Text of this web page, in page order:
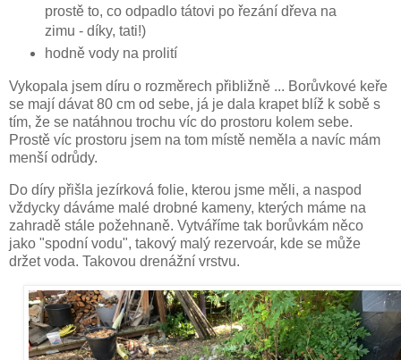
prostě to, co odpadlo tátovi po řezání dřeva na
zimu - díky, tati!)
hodně vody na prolití
Vykopala jsem díru o rozměrech přibližně ... Borůvkové keře
se mají dávat 80 cm od sebe, já je dala krapet blíž k sobě s
tím, že se natáhnou trochu víc do prostoru kolem sebe.
Prostě víc prostoru jsem na tom místě neměla a navíc mám
menší odrůdy.
Do díry přišla jezírková folie, kterou jsme měli, a naspod
vždycky dáváme malé drobné kameny, kterých máme na
zahradě stále požehnaně. Vytváříme tak borůvkám něco
jako "spodní vodu", takový malý rezervoár, kde se může
držet voda. Takovou drenážní vrstvu.